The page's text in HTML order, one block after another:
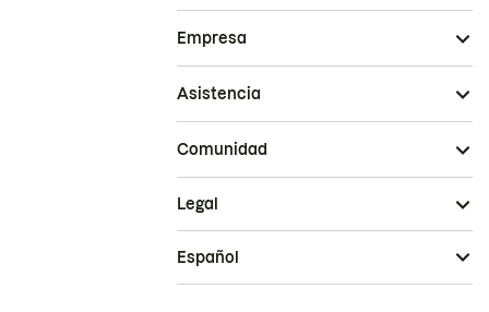
Empresa
Asistencia
Comunidad
Legal
Español